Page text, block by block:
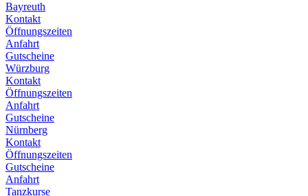
Bayreuth
Kontakt
Öffnungszeiten
Anfahrt
Gutscheine
Würzburg
Kontakt
Öffnungszeiten
Anfahrt
Gutscheine
Nürnberg
Kontakt
Öffnungszeiten
Gutscheine
Anfahrt
Tanzkurse